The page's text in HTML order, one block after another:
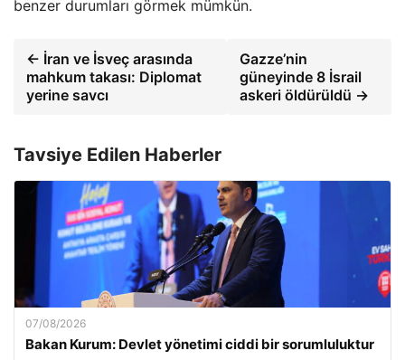
benzer durumları görmek mümkün.
← İran ve İsveç arasında
mahkum takası: Diplomat
yerine savcı
Gazze’nin
güneyinde 8 İsrail
askeri öldürüldü →
Tavsiye Edilen Haberler
07/08/2026
Bakan Kurum: Devlet yönetimi ciddi bir sorumluluktur